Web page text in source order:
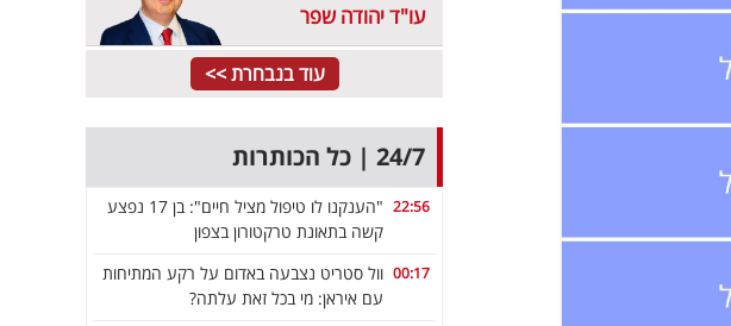
עו"ד יהודה שפר
עוד בנבחרת >>
24/7 | כל הכותרות
22:56
"הענקנו לו טיפול מציל חיים": בן 17 נפצע
קשה בתאונת טרקטורון בצפון
00:17 וול סטריט נצבעה באדום על רקע המתיחות
עם איראן: מי בכל זאת עלתה?